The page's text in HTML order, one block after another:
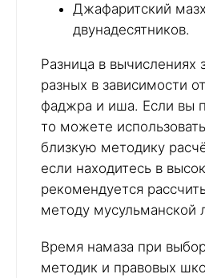
Джафаритский
двунадесятников.
Разница в вычислениях
разных в зависимости
фаджра и иша. Если вы
то можете
близкую методику
если находитесь в
рекомендуется
методу мусульманской
Время намаза при
методик и правовых